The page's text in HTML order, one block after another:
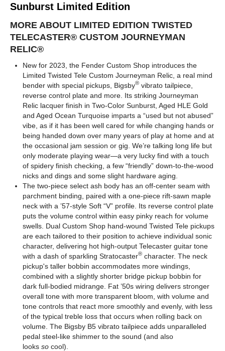
Sunburst Limited Edition
MORE ABOUT LIMITED EDITION TWISTED
TELECASTER® CUSTOM JOURNEYMAN
RELIC®
New for 2023, the Fender Custom Shop introduces the
Limited Twisted Tele Custom Journeyman Relic, a real mind
bender with special pickups, Bigsby® vibrato tailpiece,
reverse control plate and more. Its striking Journeyman
Relic lacquer finish in Two-Color Sunburst, Aged HLE Gold
and Aged Ocean Turquoise imparts a “used but not abused”
vibe, as if it has been well cared for while changing hands or
being handed down over many years of play at home and at
the occasional jam session or gig. We’re talking long life but
only moderate playing wear—a very lucky find with a touch
of spidery finish checking, a few “friendly” down-to-the-wood
nicks and dings and some slight hardware aging.
The two-piece select ash body has an off-center seam with
parchment binding, paired with a one-piece rift-sawn maple
neck with a ’57-style Soft “V” profile. Its reverse control plate
puts the volume control within easy pinky reach for volume
swells. Dual Custom Shop hand-wound Twisted Tele pickups
are each tailored to their position to achieve individual sonic
character, delivering hot high-output Telecaster guitar tone
with a dash of sparkling Stratocaster® character. The neck
pickup's taller bobbin accommodates more windings,
combined with a slightly shorter bridge pickup bobbin for
dark full-bodied midrange. Fat ’50s wiring delivers stronger
overall tone with more transparent bloom, with volume and
tone controls that react more smoothly and evenly, with less
of the typical treble loss that occurs when rolling back on
volume. The Bigsby B5 vibrato tailpiece adds unparalleled
pedal steel-like shimmer to the sound (and also
looks so cool).